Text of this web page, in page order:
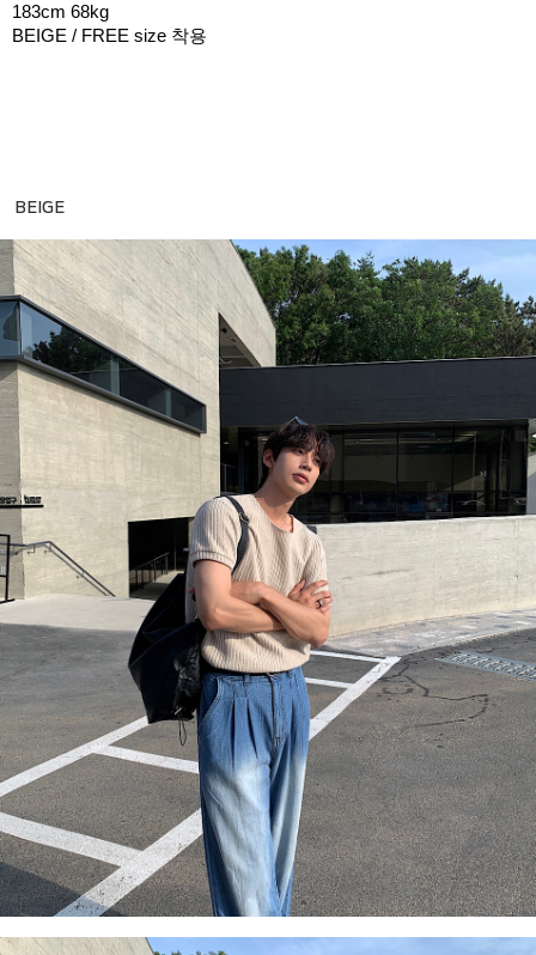
183cm 68kg
BEIGE / FREE size 착용
BEIGE